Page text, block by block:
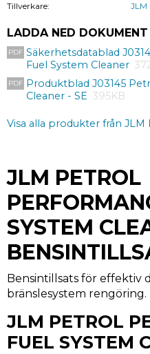
Tillverkare
JLM
LADDA NED DOKUMENT
Säkerhetsdatablad
Fuel System Cleaner
Produktblad J03145
Cleaner - SE 395KB
Visa alla produkter från JLM
JLM PETROL
SYSTEM
Bensintillsats för effektiv
bränslesystem rengöring.
JLM PETROL
FUEL SYSTEM